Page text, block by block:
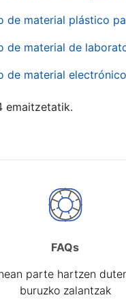
de material plástico
de material de
de material
emaitzetatik.
FAQs
parte hartzen
buruzko zalantzak